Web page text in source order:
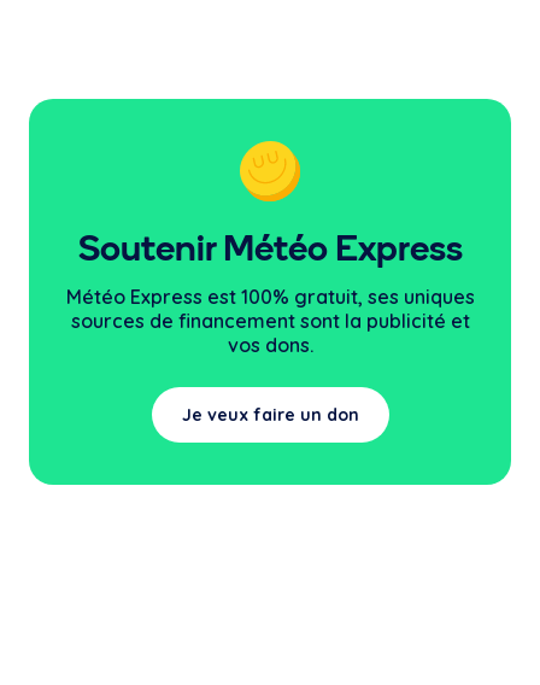
Soutenir Météo Express
Météo Express est 100% gratuit, ses uniques
sources de financement sont la publicité et
vos dons.
Je veux faire un don